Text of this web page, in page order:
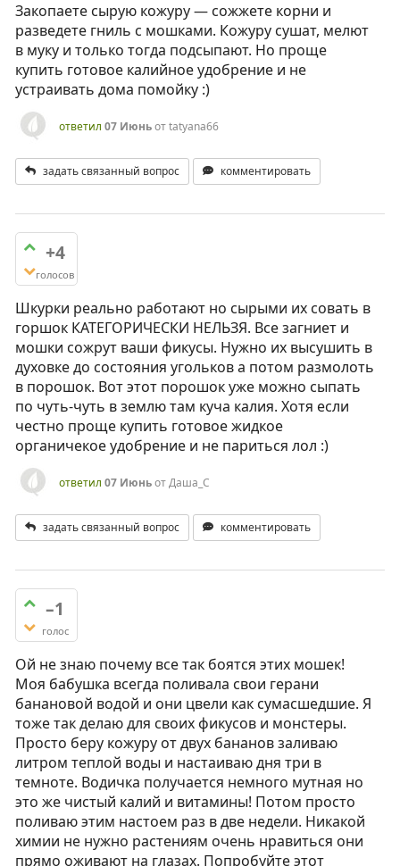
Закопаете сырую кожуру — сожжете корни и
разведете гниль с мошками. Кожуру сушат, мелют
в муку и только тогда подсыпают. Но проще
купить готовое калийное удобрение и не
устраивать дома помойку :)
ответил 07 Июньотtatyana66
задать связанный вопрос комментировать
+4
голосов
Шкурки реально работают но сырыми их совать в
горшок КАТЕГОРИЧЕСКИ НЕЛЬЗЯ. Все загниет и
мошки сожрут ваши фикусы. Нужно их высушить в
духовке до состояния угольков а потом размолоть
в порошок. Вот этот порошок уже можно сыпать
по чуть-чуть в землю там куча калия. Хотя если
честно проще купить готовое жидкое
органичекое удобрение и не париться лол :)
ответил 07 ИюньотДаша_С
задать связанный вопрос комментировать
–1
голос
Ой не знаю почему все так боятся этих мошек!
Моя бабушка всегда поливала свои герани
банановой водой и они цвели как сумасшедшие. Я
тоже так делаю для своих фикусов и монстеры.
Просто беру кожуру от двух бананов заливаю
литром теплой воды и настаиваю дня три в
темноте. Водичка получается немного мутная но
это же чистый калий и витамины! Потом просто
поливаю этим настоем раз в две недели. Никакой
химии не нужно растениям очень нравиться они
прямо оживают на глазах. Попробуйте этот